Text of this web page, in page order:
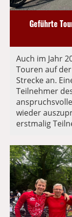
Geführte
Auch im Jahr
Touren auf
Strecke an.
Teilnehmer
wieder
erstmalig